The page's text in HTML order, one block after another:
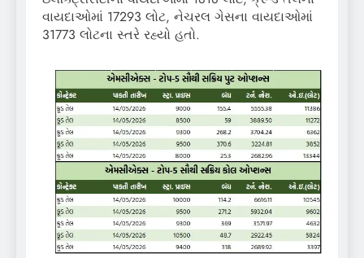
વાયદાઓમાં 17293 લોટ, નેચરલ ગેસના વાયદાઓમાં
31773 લોટના સ્તરે રહ્યો હતો.